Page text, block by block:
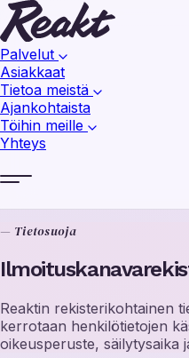
Palvelut
Asiakkaat
Tietoa meistä
Ajankohtaista
Töihin meille
Yhteys
— Tietosuoja
Reaktin rekisterikohtainen
kerrotaan henkilötietojen
oikeusperuste, säilytysaika